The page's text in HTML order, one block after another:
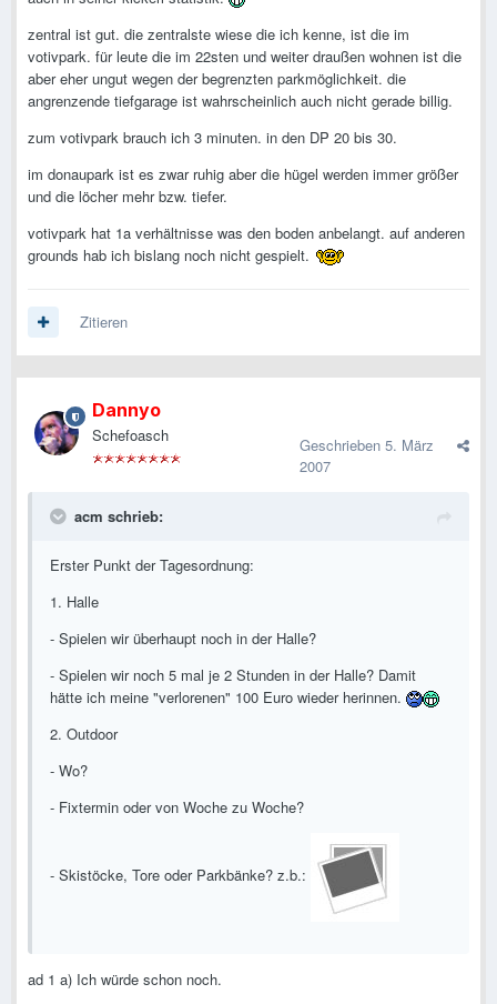
zentral ist gut. die zentralste wiese die ich kenne, ist die im
votivpark. für leute die im 22sten und weiter draußen wohnen ist die
aber eher ungut wegen der begrenzten parkmöglichkeit. die
angrenzende tiefgarage ist wahrscheinlich auch nicht gerade billig.
zum votivpark brauch ich 3 minuten. in den DP 20 bis 30.
im donaupark ist es zwar ruhig aber die hügel werden immer größer
und die löcher mehr bzw. tiefer.
votivpark hat 1a verhältnisse was den boden anbelangt. auf anderen
grounds hab ich bislang noch nicht gespielt.
Zitieren
Dannyo
Schefoasch Geschrieben 5. März
2007
acm schrieb:
Erster Punkt der Tagesordnung:
1. Halle
- Spielen wir überhaupt noch in der Halle?
- Spielen wir noch 5 mal je 2 Stunden in der Halle? Damit
hätte ich meine "verlorenen" 100 Euro wieder herinnen.
2. Outdoor
- Wo?
- Fixtermin oder von Woche zu Woche?
- Skistöcke, Tore oder Parkbänke? z.b.:
ad 1 a) Ich würde schon noch.